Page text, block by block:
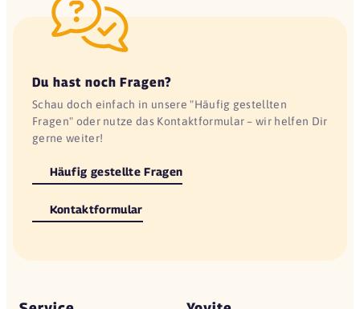
Du hast noch Fragen?
Schau doch einfach in unsere "Häufig gestellten
Fragen" oder nutze das Kontaktformular – wir helfen Dir
gerne weiter!
Häufig gestellte Fragen
Kontaktformular